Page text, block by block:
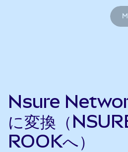
Nsure
に変換（
ROOKへ）